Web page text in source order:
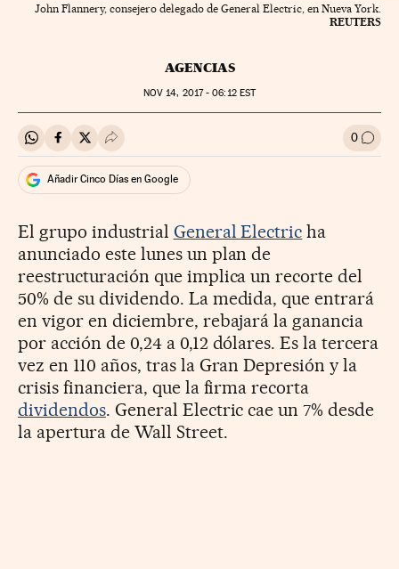
John Flannery, consejero delegado de General Electric, en Nueva York.
REUTERS
AGENCIAS
NOV 14, 2017 - 06:12EST
Compartir en Whatsapp
Compartir en Facebook
Compartir en Twitter
Desplegar Redes Sociales 0 Ir a
Añadir Cinco Días en Google
El grupo industrial General Electric ha
anunciado este lunes un plan de
reestructuración que implica un recorte del
50% de su dividendo. La medida, que entrará
en vigor en diciembre, rebajará la ganancia
por acción de 0,24 a 0,12 dólares. Es la tercera
vez en 110 años, tras la Gran Depresión y la
crisis financiera, que la firma recorta
dividendos. General Electric cae un 7% desde
la apertura de Wall Street.